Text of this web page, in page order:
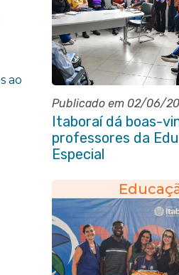
ao
Publicado em 02/06/
Itaboraí dá boas-
professores da
Especial